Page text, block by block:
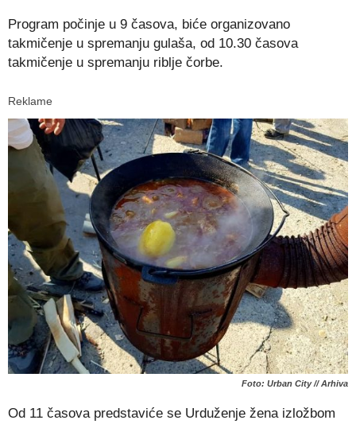
Program počinje u 9 časova, biće organizovano
takmičenje u spremanju gulaša, od 10.30 časova
takmičenje u spremanju riblje čorbe.
Reklame
Foto: Urban City // Arhiva
Od 11 časova predstaviće se Urduženje žena izložbom